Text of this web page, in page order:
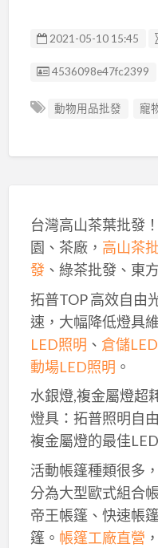
2021-05-10 15:45
廣告编號
4536098e47fc2399
動物用品批發 寵
台灣高山茶葉批發
園、茶廠， 高山茶
發、綠茶批發、東
拓普TOP 高效自由
速，大幅降低燈具
LED照明 、 倉儲
動場LED照明 。
水銀燈,複金屬燈超
燈具：拓普照明自
複金屬燈的最佳
活動帳篷種類很多
分為大型歐式組合
帝王帳篷、快速帳
篷。 帳篷工廠直營